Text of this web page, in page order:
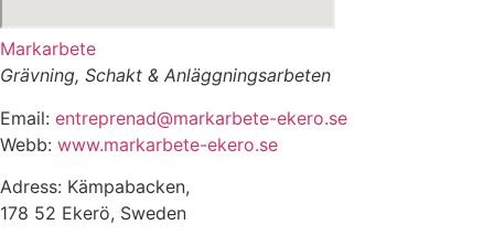
Markarbete
Grävning, Schakt & Anläggningsarbeten
Email: entreprenad@markarbete-ekero.se
Webb: www.markarbete-ekero.se
Adress: Kämpabacken,
178 52 Ekerö, Sweden